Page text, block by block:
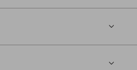
til